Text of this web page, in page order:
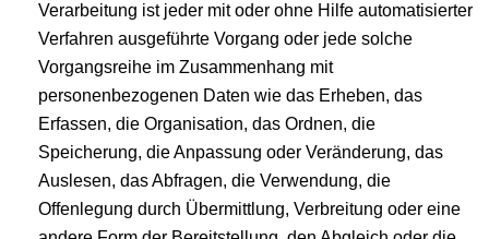
Verarbeitung ist jeder mit oder ohne Hilfe automatisierter
Verfahren ausgeführte Vorgang oder jede solche
Vorgangsreihe im Zusammenhang mit
personenbezogenen Daten wie das Erheben, das
Erfassen, die Organisation, das Ordnen, die
Speicherung, die Anpassung oder Veränderung, das
Auslesen, das Abfragen, die Verwendung, die
Offenlegung durch Übermittlung, Verbreitung oder eine